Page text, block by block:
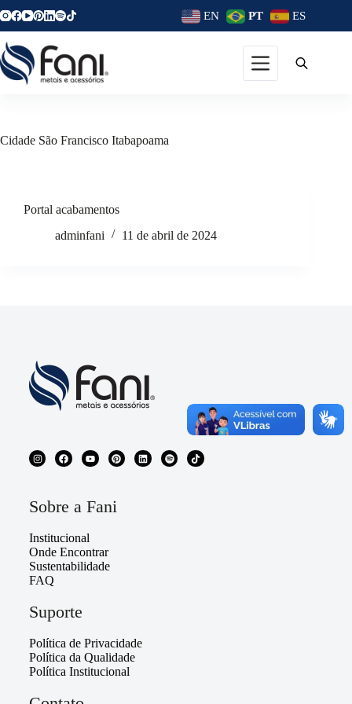
EN PT ES
Cidade São Francisco Itabapoama
Portal acabamentos
adminfani
11 de abril de 2024
Sobre a Fani
Institucional
Onde Encontrar
Sustentabilidade
FAQ
Suporte
Política de Privacidade
Política da Qualidade
Política Institucional